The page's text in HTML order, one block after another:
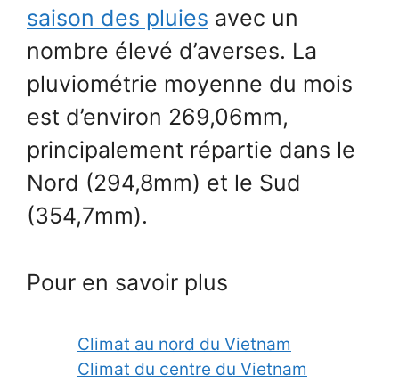
saison des pluies avec un
nombre élevé d’averses. La
pluviométrie moyenne du mois
est d’environ 269,06mm,
principalement répartie dans le
Nord (294,8mm) et le Sud
(354,7mm).
Pour en savoir plus
Climat au nord du Vietnam
Climat du centre du Vietnam